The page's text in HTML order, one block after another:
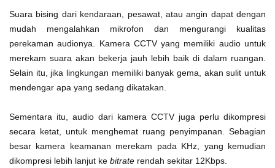
Suara bising dari kendaraan, pesawat, atau angin dapat dengan
mudah mengalahkan mikrofon dan mengurangi kualitas
perekaman audionya. Kamera CCTV yang memiliki audio untuk
merekam suara akan bekerja jauh lebih baik di dalam ruangan.
Selain itu, jika lingkungan memiliki banyak gema, akan sulit untuk
mendengar apa yang sedang dikatakan.
Sementara itu, audio dari kamera CCTV juga perlu dikompresi
secara ketat, untuk menghemat ruang penyimpanan. Sebagian
besar kamera keamanan merekam pada KHz, yang kemudian
dikompresi lebih lanjut ke bitrate rendah sekitar 12Kbps.